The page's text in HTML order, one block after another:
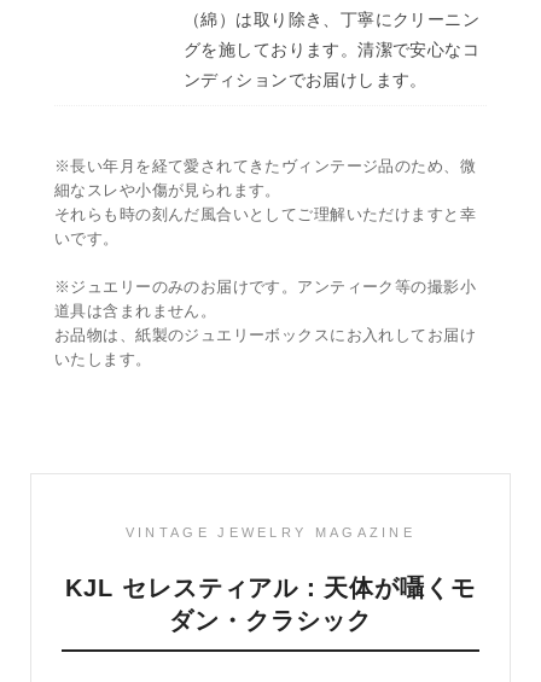
（綿）は取り除き、丁寧にクリーニン
グを施しております。清潔で安心なコ
ンディションでお届けします。
※長い年月を経て愛されてきたヴィンテージ品のため、微
細なスレや小傷が見られます。
それらも時の刻んだ風合いとしてご理解いただけますと幸
いです。
※ジュエリーのみのお届けです。アンティーク等の撮影小
道具は含まれません。
お品物は、紙製のジュエリーボックスにお入れしてお届け
いたします。
VINTAGE JEWELRY MAGAZINE
KJL セレスティアル：天体が囁くモ
ダン・クラシック